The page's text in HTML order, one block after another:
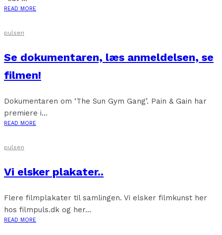
READ MORE
pulsen
Se dokumentaren, læs anmeldelsen, se
filmen!
Dokumentaren om ‘The Sun Gym Gang’. Pain & Gain har
premiere i...
READ MORE
pulsen
Vi elsker plakater..
Flere filmplakater til samlingen. Vi elsker filmkunst her
hos filmpuls.dk og her...
READ MORE